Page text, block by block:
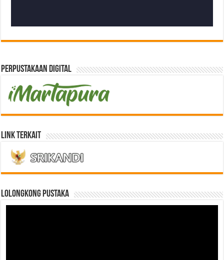
Perpustakaan Digital
Link Terkait
LOLONGKONG PUSTAKA